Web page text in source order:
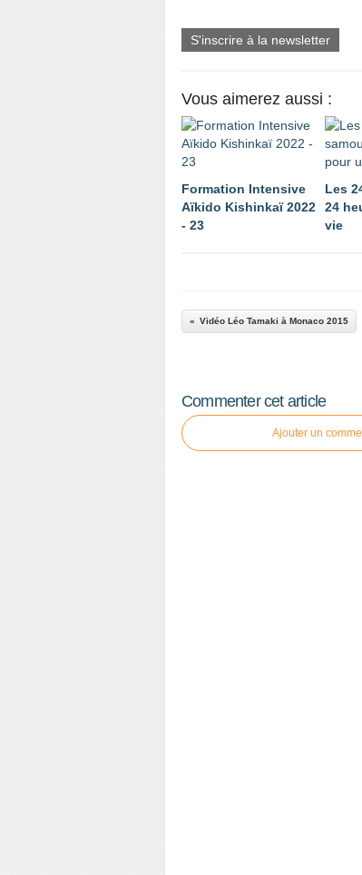
S'inscrire à la newsletter
Vous aimerez aussi :
Formation Intensive
Aïkido Kishinkaï 2022
- 23
Les
24
vie
Vidéo Léo Tamaki à Monaco 2015
Commenter cet article
Ajouter un